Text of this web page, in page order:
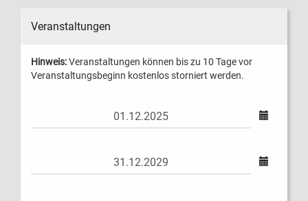
Veranstaltungen
Hinweis:Veranstaltungen können bis zu 10 Tage vor
Veranstaltungsbeginn kostenlos storniert werden.